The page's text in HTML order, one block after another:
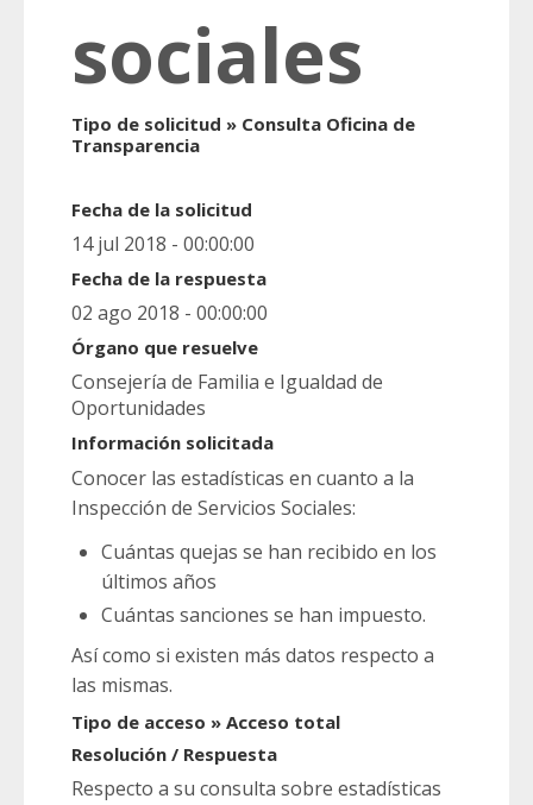
sociales
Tipo de solicitud » Consulta Oficina de
Transparencia
Fecha de la solicitud
14 jul 2018 - 00:00:00
Fecha de la respuesta
02 ago 2018 - 00:00:00
Órgano que resuelve
Consejería de Familia e Igualdad de
Oportunidades
Información solicitada
Conocer las estadísticas en cuanto a la
Inspección de Servicios Sociales:
Cuántas quejas se han recibido en los
últimos años
Cuántas sanciones se han impuesto.
Así como si existen más datos respecto a
las mismas.
Tipo de acceso » Acceso total
Resolución / Respuesta
Respecto a su consulta sobre estadísticas